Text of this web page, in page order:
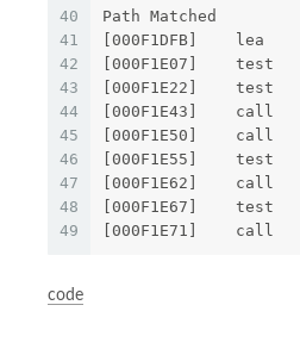
40
41
42
43
44
45
46
47
48
49
Path Matched
[000F1DFB]    lea
[000F1E07]    test
[000F1E22]    test
[000F1E43]    call
[000F1E50]    call
[000F1E55]    test
[000F1E62]    call
[000F1E67]    test
[000F1E71]    call
code